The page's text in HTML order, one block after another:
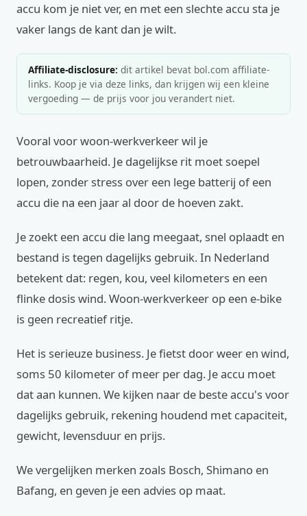
accu kom je niet ver, en met een slechte accu sta je
vaker langs de kant dan je wilt.
Affiliate-disclosure: dit artikel bevat bol.com affiliate-
links. Koop je via deze links, dan krijgen wij een kleine
vergoeding — de prijs voor jou verandert niet.
Vooral voor woon-werkverkeer wil je
betrouwbaarheid. Je dagelijkse rit moet soepel
lopen, zonder stress over een lege batterij of een
accu die na een jaar al door de hoeven zakt.
Je zoekt een accu die lang meegaat, snel oplaadt en
bestand is tegen dagelijks gebruik. In Nederland
betekent dat: regen, kou, veel kilometers en een
flinke dosis wind. Woon-werkverkeer op een e-bike
is geen recreatief ritje.
Het is serieuze business. Je fietst door weer en wind,
soms 50 kilometer of meer per dag. Je accu moet
dat aan kunnen. We kijken naar de beste accu's voor
dagelijks gebruik, rekening houdend met capaciteit,
gewicht, levensduur en prijs.
We vergelijken merken zoals Bosch, Shimano en
Bafang, en geven je een advies op maat.